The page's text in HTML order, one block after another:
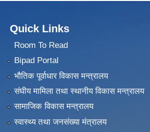
Quick Links
Room To Read
Bipad Portal
भौतिक पूर्वाधार विकास मन्त्रालय
संघीय मामिला तथा स्थानीय विकास मन्त्रालय
सामाजिक विकास मन्त्रालय
स्वास्थ्य तथा जनसंख्या मंत्रालय